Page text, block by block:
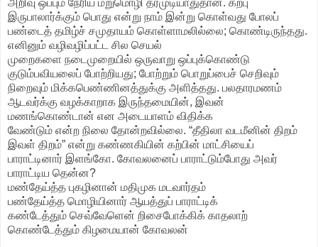
இருபாலார்க்கும் பொது என்று நாம் இன்று கொள்வது போலப்
பண்டைத் தமிழ்ச் சமுதாயம் கொள்ளாமலில்லை; கொண்டிருந்தது.
எனினும் வழிவழிப்பட்ட சில செயல்
முறைகளை நடைமுறையில் ஒருவாறு ஒப்புக்கொண்டு
குடும்பவியலைப் போற்றியது; போற்றும் பொறுப்பைச் செறிவும்
நிறைவும் மிக்கபெண்ணினத்துக்கு அளித்தது. பலதாரமணம்
ஆடவர்க்கு வழக்காறாக இருந்தமையின், இவன்
மணங்கொண்டான் என அடையாளம் விதிக்க
வேண்டும் என்ற நிலை தோன்றவில்லை. “தீதிலா வடமீனின் திறம்
இவள் திறம்” என்று கண்ணகியின் கற்பின் மாட்சியைப்
பாராட்டினார் இளங்கோ. கோவலனைப் பாராட்டும்போது அவர்
பாராட்டிய தென்ன?
மண்தேய்த்த புகழினான் மதிமுக மடவார்தம்
பண்தேய்த்த மொழியினார் ஆயத்துப் பாராட்டிக்
கண்டேத்தும் செவ்வேளென் றிசைபோக்கிக் காதலாற்
கொண்டேத்தும் கிழமையான் கோவலன்